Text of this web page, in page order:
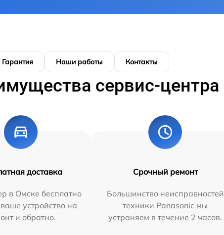
Гарантия Наши работы Контакты
сервис-центра
доставка
в Омске бесплатно
устройство на
и обратно.
Срочный ремонт
Большинство неисправностей
техники Panasonic мы
устраняем в течение 2 часов.